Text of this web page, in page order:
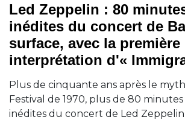
Led Zeppelin : 80
inédites du concert de
surface, avec la première
interprétation d'«
Plus de cinquante ans après le
Festival de 1970, plus de 80
inédites du concert de Led